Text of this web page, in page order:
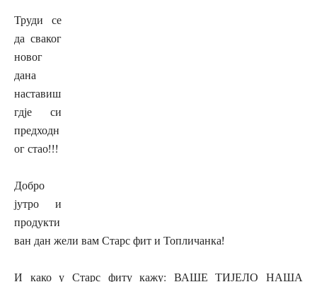
Труди се
да сваког
новог
дана
наставиш
гдје си
предходн
ог стао!!!
Добро
јутро и
продукти
ван дан жели вам Старс фит и Топличанка!
И како у Старс фиту кажу: ВАШЕ ТИЈЕЛО НАША